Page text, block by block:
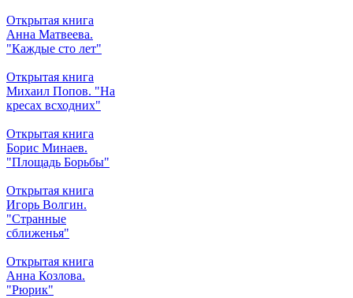
Открытая книга
Анна Матвеева.
"Каждые сто лет"
Открытая книга
Михаил Попов. "На
кресах всходних"
Открытая книга
Борис Минаев.
"Площадь Борьбы"
Открытая книга
Игорь Волгин.
"Странные
сближенья"
Открытая книга
Анна Козлова.
"Рюрик"